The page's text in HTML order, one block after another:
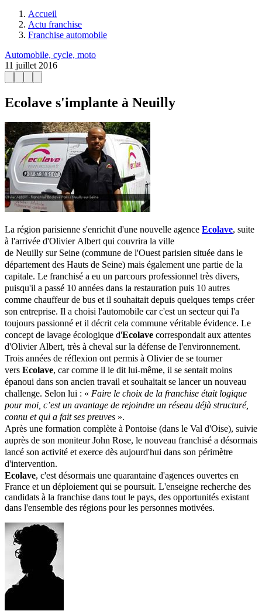
Accueil
Actu franchise
Franchise automobile
Automobile, cycle, moto
11 juillet 2016
Ecolave s'implante à Neuilly
La région parisienne s'enrichit d'une nouvelle agence Ecolave, suite
à l'arrivée d'OlivierAlbertqui couvrira la ville
de Neuilly sur Seine (commune de l'Ouest parisien située dans le
département des Hauts de Seine) mais également une partie de la
capitale. Le franchisé a eu un parcours professionnel très divers,
puisqu'il a passé 10 années dans la restauration puis 10 autres
comme chauffeur de bus et il souhaitait depuis quelques temps créer
son entreprise. Il a choisi l'automobile car c'est un secteur qui l'a
toujours passionné et il décrit cela commune véritable évidence. Le
concept de lavage écologique d'Ecolave correspondait aux attentes
d'OlivierAlbert, très à cheval sur la défense de l'environnement.
Trois années de réflexion ont permis à Olivier de se tourner
vers Ecolave, car comme il le dit lui-même, il se sentait moins
épanoui dans son ancien travail et souhaitait se lancer un nouveau
challenge. Selon lui : « Faire le choix de la franchise était logique
pour moi, c’est un avantage de rejoindre un réseau déjà structuré,
connu et qui a fait ses preuves ».
Après une formation complète à Pontoise (dans le Val d'Oise), suivie
auprès de son moniteurJohn Rose, le nouveau franchisé a désormais
lancé son activité et exerce dès aujourd'hui dans son périmètre
d'intervention.
Ecolave, c'est désormais une quarantaine d'agences ouvertes en
France et un déploiement qui se poursuit. L'enseigne recherche des
candidats à la franchise dans tout le pays, des opportunités existant
dans l'ensemble des régions pour les personnes motivées.